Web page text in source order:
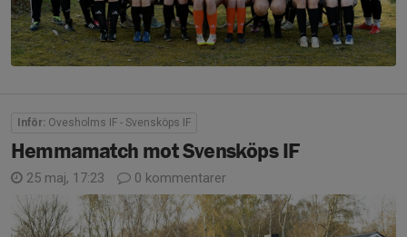
Inför: Ovesholms IF - Svensköps IF
Hemmamatch mot Svensköps IF
25 maj, 17:23 0 kommentarer